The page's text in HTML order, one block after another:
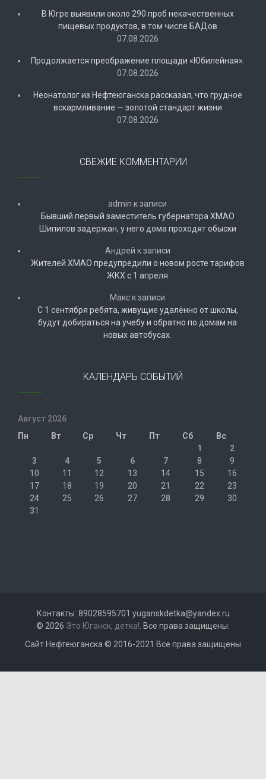
В Югре выявили около 290 проб некачественных
пищевых продуктов, в том числе БАДов
07.08.2026
Продолжается преображение площади «Юбилейная».
07.08.2026
Неонатолог из Нефтеюганска рассказал, что грудное
вскармливание — золотой стандарт жизни
07.08.2026
СВЕЖИЕ КОММЕНТАРИИ
admin к записи
Бывший первый заместитель губернатора ХМАО
Шипилов задержан, у него дома проходят обыски
Андрей к записи
Жителей ХМАО предупредили о новом росте тарифов
ЖКХ с 1 апреля
Макск записи
С 1 сентября ребята, живущие удалённо от школы,
будут добираться на учебу и обратно по домам на
новых автобусах.
КАЛЕНДАРЬ СОБЫТИЙ
Август 2026
Пн
Вт Ср Чт Пт Сб
Вс
1
2
3
4 5 6 7 8
9
10
11 12 13 14 15
16
17
18 19 20 21 22
23
24
25 26 27 28 29
30
31
Контакты: 89028595701 yuganskdetka@yandex.ru
© 2026 Это Юганск, детка! . Все права защищены.
Сайт Нефтеюганска © 2016-2021 Все права защищены